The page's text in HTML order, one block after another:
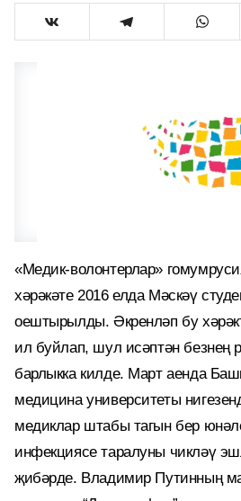
«Медик-волонтерлар»
хәрәкәте 2016 елда Мәскәү
оештырылды. Әкренләп бу
ил буйлап, шул исәптән безнең
барлыкка килде. Март аенда
медицина университеты
медиклар штабы тагын бер
инфекциясе таралуны чикләү
җибәрде. Владимир Путинның